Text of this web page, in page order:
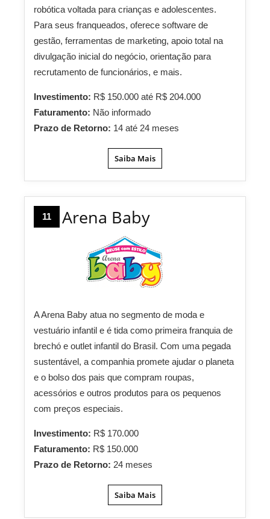
robótica voltada para crianças e adolescentes.
Para seus franqueados, oferece software de
gestão, ferramentas de marketing, apoio total na
divulgação inicial do negócio, orientação para
recrutamento de funcionários, e mais.
Investimento: R$ 150.000 até R$ 204.000
Faturamento: Não informado
Prazo de Retorno: 14 até 24 meses
Saiba Mais
11 Arena Baby
A Arena Baby atua no segmento de moda e
vestuário infantil e é tida como primeira franquia de
brechó e outlet infantil do Brasil. Com uma pegada
sustentável, a companhia promete ajudar o planeta
e o bolso dos pais que compram roupas,
acessórios e outros produtos para os pequenos
com preços especiais.
Investimento: R$ 170.000
Faturamento: R$ 150.000
Prazo de Retorno: 24 meses
Saiba Mais